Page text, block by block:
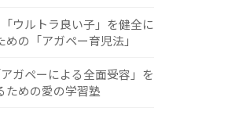
ウルトラ良い子」を健全に
めの「アガペー育児法」
ガペーによる全面受容」を
ための愛の学習塾